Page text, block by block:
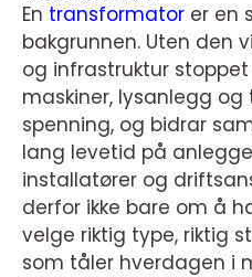
En transformator er en
bakgrunnen. Uten den
og infrastruktur
maskiner, lysanlegg
spenning, og bidrar
lang levetid på
installatører og
derfor ikke bare om å
velge riktig type, riktig
som tåler hverdagen i